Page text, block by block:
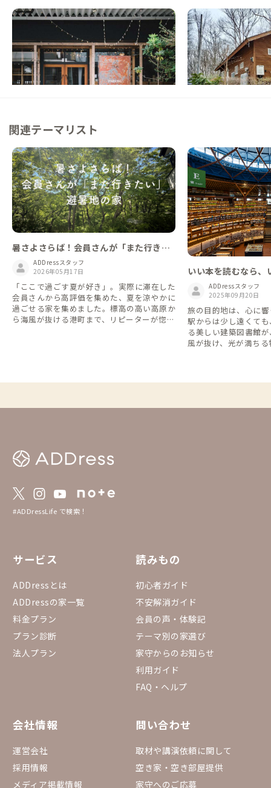
那須C邸
ゲストハウス
【黒磯駅徒歩15分】那須の新しい文化を楽
しめる家
この家からの距離 1km
那須D邸
栃木県 戸建て
【まるっと貸切専用
半、犬も同伴可能な家
この家からの距離 10km
関連テーマリスト
暑さよさらば！会員さんが「また行きた
い」避暑地の家
ADDressスタッフ
2026年05月17日
「ここで過ごす夏が好き」。実際に滞在した
会員さんから高評価を集めた、夏を涼やかに
過ごせる家を集めました。標高の高い高原か
ら海風が抜ける港町まで、リピーターが惚れ
いい本を読むなら、
美しい図書館まとめ
ADDressスタッフ
2025年09月20日
旅の目的地は、心に
駅からは少し遠くて
る美しい建築図書館
風が抜け、光が満ち
#ADDressLife で検索！
サービス
ADDressとは
ADDressの家一覧
料金プラン
プラン診断
法人プラン
読みもの
初心者ガイド
不安解消ガイド
会員の声・体験記
テーマ別の家選び
家守からのお知らせ
利用ガイド
FAQ・ヘルプ
会社情報
運営会社
採用情報
メディア掲載情報
問い合わせ
取材や講演依頼に関して
空き家・空き部屋提供
家守へのご応募